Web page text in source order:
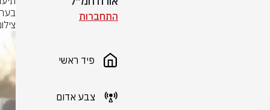
התחברות
פיד ראשי
צבע אדום
צילום: